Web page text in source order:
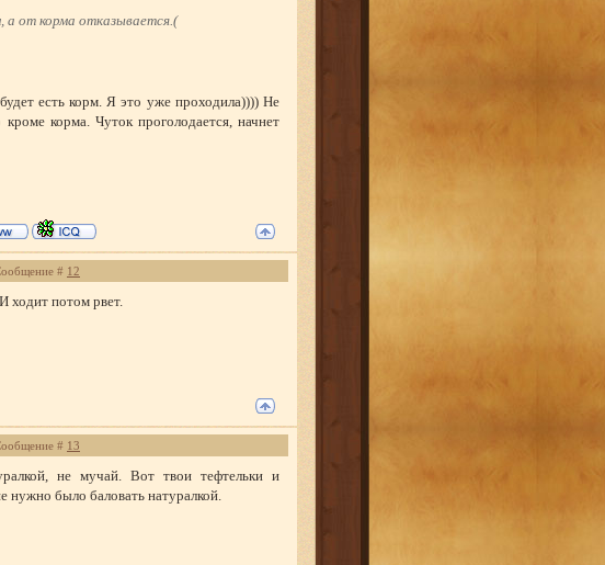
а от корма отказывается.(
есть корм. Я это уже проходила)))) Не
корма. Чуток проголодается, начнет
# 12
ходит потом рвет.
# 13
не мучай. Вот твои тефтельки и
нужно было баловать натуралкой.